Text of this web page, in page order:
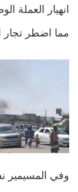
انهيار العملة
مما اضطر تجار
وفي المسيمير